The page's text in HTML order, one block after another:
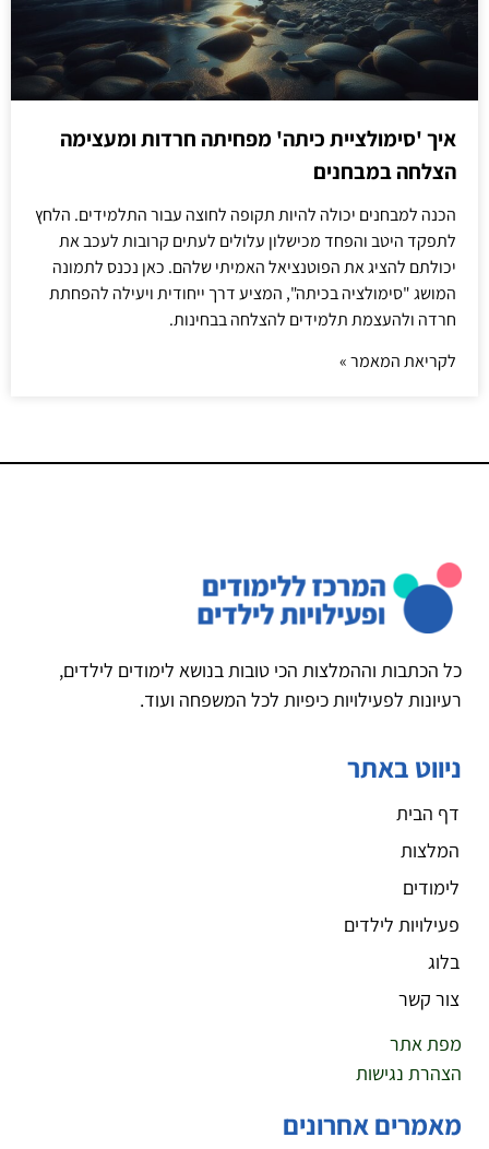
איך 'סימולציית כיתה' מפחיתה חרדות ומעצימה
הצלחה במבחנים
הכנה למבחנים יכולה להיות תקופה לחוצה עבור התלמידים. הלחץ
לתפקד היטב והפחד מכישלון עלולים לעתים קרובות לעכב את
יכולתם להציג את הפוטנציאל האמיתי שלהם. כאן נכנס לתמונה
המושג "סימולציה בכיתה", המציע דרך ייחודית ויעילה להפחתת
חרדה ולהעצמת תלמידים להצלחה בבחינות.
לקריאת המאמר »
כל הכתבות וההמלצות הכי טובות בנושא לימודים לילדים,
רעיונות לפעילויות כיפיות לכל המשפחה ועוד.
ניווט באתר
דף הבית
המלצות
לימודים
פעילויות לילדים
בלוג
צור קשר
מפת אתר
הצהרת נגישות
מאמרים אחרונים